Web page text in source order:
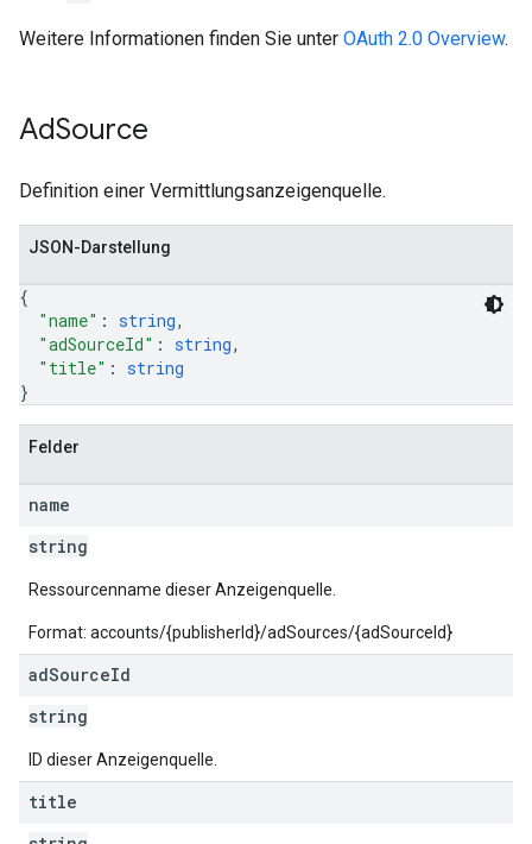
Weitere Informationen finden Sie unter OAuth 2.0 Overview.
AdSource
Definition einer Vermittlungsanzeigenquelle.
JSON-Darstellung
{
"name" : string,
"adSourceId" : string,
"title" : string
}
Felder
name
string
Ressourcenname dieser Anzeigenquelle.
Format: accounts/{publisherId}/adSources/{adSourceId}
adSourceId
string
ID dieser Anzeigenquelle.
title